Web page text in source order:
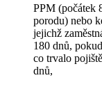
PPM (počátek
porodu) nebo
jejichž
180 dnů,
co trvalo
dnů,